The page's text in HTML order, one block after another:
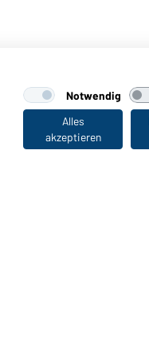
Notwendig
Alles
akzeptieren